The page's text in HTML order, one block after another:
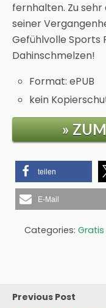
fernhalten. Zu
seiner
Gefühlvolle Sports
Dahinschmelzen!
Format: ePUB
kein
»
teilen
E-Mail
Categories: Gratis
Previous Post